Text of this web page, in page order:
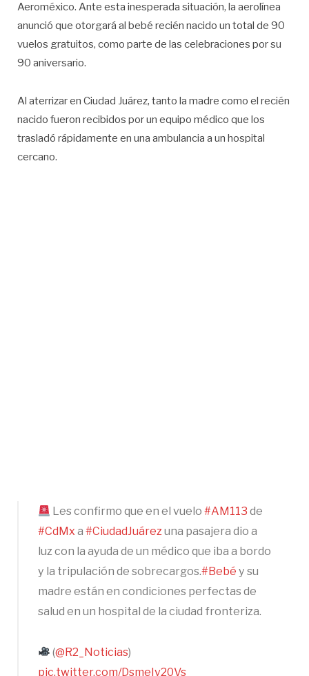
Aeroméxico. Ante esta inesperada situación, la aerolínea
anunció que otorgará al bebé recién nacido un total de 90
vuelos gratuitos, como parte de las celebraciones por su
90 aniversario.
Al aterrizar en Ciudad Juárez, tanto la madre como el recién
nacido fueron recibidos por un equipo médico que los
trasladó rápidamente en una ambulancia a un hospital
cercano.
Les confirmo que en el vuelo#AM113 de
#CdMx a #CiudadJuárezuna pasajera dio a
luz con la ayuda de un médico que iba a bordo
y la tripulación de sobrecargos.#Bebé y su
madre están en condiciones perfectas de
salud en un hospital de la ciudad fronteriza.
(@R2_Noticias)
pic.twitter.com/DsmeIv20Vs